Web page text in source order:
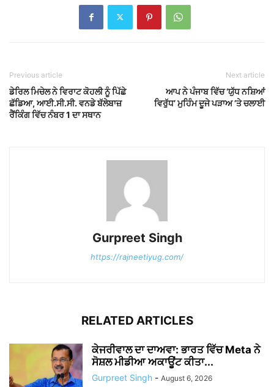
Previous article
ਡੇਰਿਲ ਮਿਚੇਲ ਨੇ ਵਿਰਾਟ ਕੋਹਲੀ ਨੂੰ ਪਿੱਛੇ
ਛੱਡਿਆ, ਆਈ.ਸੀ.ਸੀ. ਵਨਡੇ ਬੱਲੇਬਾਜ਼
ਰੈਂਕਿੰਗ ਵਿੱਚ ਨੰਬਰ 1 ਦਾ ਸਥਾਨ
Next article
ਆਪ ਨੇ ਪੰਜਾਬ ਵਿੱਚ ‘ਯੁੱਧ ਨਸ਼ਿਆਂ
ਵਿਰੁੱਧ’ ਮੁਹਿੰਮ ਦੂਜੇ ਪੜਾਅ ’ਤੇ ਚਲਾਈ
Gurpreet Singh
https://rajneetiyug.com/
RELATED ARTICLES
ਕੇਜਰੀਵਾਲ ਦਾ ਦਾਅਵਾ: ਭਾਰਤ ਵਿੱਚ Meta ਨੇ
ਸੋਸ਼ਲ ਮੀਡੀਆ ਅਕਾਊਂਟ ਕੀਤਾ...
Gurpreet Singh - August 6, 2026